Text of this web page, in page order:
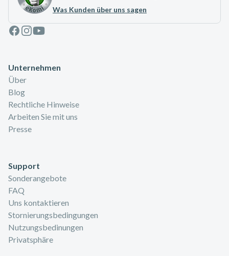
Was Kunden über uns sagen
Facebook
Instagram
Youtube
Unternehmen
Über
Blog
Rechtliche Hinweise
Arbeiten Sie mit uns
Presse
Support
Sonderangebote
FAQ
Uns kontaktieren
Stornierungsbedingungen
Nutzungsbedinungen
Privatsphäre